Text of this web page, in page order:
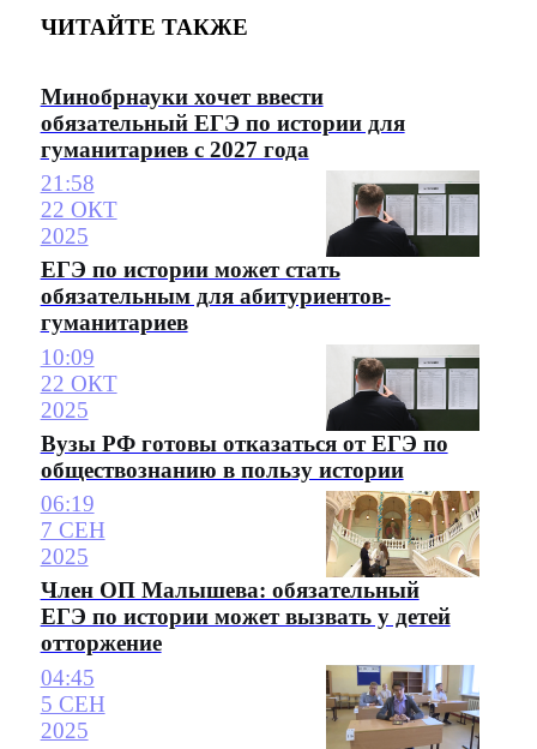
ЧИТАЙТЕ ТАКЖЕ
Минобрнауки хочет ввести
обязательный ЕГЭ по истории для
гуманитариев с 2027 года
21:58
22 ОКТ
2025
ЕГЭ по истории может стать
обязательным для абитуриентов-
гуманитариев
10:09
22 ОКТ
2025
Вузы РФ готовы отказаться от ЕГЭ по
обществознанию в пользу истории
06:19
7 СЕН
2025
Член ОП Малышева: обязательный
ЕГЭ по истории может вызвать у детей
отторжение
04:45
5 СЕН
2025